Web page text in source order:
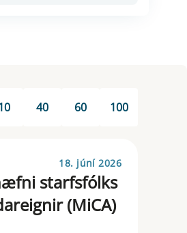
40 60 100
18. júní 2026
starfsfólks
(MiCA)